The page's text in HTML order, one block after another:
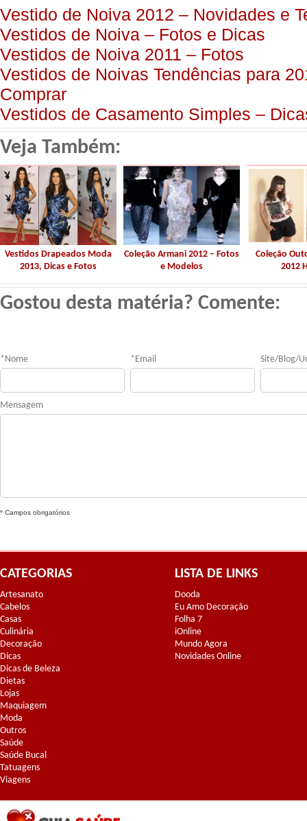
Vestido de Noiva 2012 – Novidades e
Vestidos de Noiva – Fotos e Dicas
Vestidos de Noiva 2011 – Fotos
Vestidos de Noivas Tendências para
Comprar
Vestidos de Casamento Simples –
Veja Também:
Vestidos Drapeados Moda
2013, Dicas e Fotos
Coleção Armani 2012 – Fotos
e Modelos
Coleção
2012
Gostou desta matéria? Comente:
* Nome * Email Site/Blog/
Mensagem
* Campos obrigatórios
CATEGORIAS
Artesanato
Cabelos
Casas
Culinária
Decoração
Dicas
Dicas de Beleza
Dietas
Lojas
Maquiagem
Moda
Outros
Saúde
Saúde Bucal
Tatuagens
Viagens
LISTA DE LINKS
Dooda
Eu Amo Decoração
Folha 7
iOnline
Mundo Agora
Novidades Online